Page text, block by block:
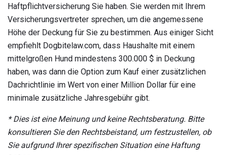
Haftpflichtversicherung Sie haben. Sie werden mit Ihrem
Versicherungsvertreter sprechen, um die angemessene
Höhe der Deckung für Sie zu bestimmen. Aus einiger Sicht
empfiehlt Dogbitelaw.com, dass Haushalte mit einem
mittelgroßen Hund mindestens 300.000 $ in Deckung
haben, was dann die Option zum Kauf einer zusätzlichen
Dachrichtlinie im Wert von einer Million Dollar für eine
minimale zusätzliche Jahresgebühr gibt.
* Dies ist eine Meinung und keine Rechtsberatung. Bitte
konsultieren Sie den Rechtsbeistand, um festzustellen, ob
Sie aufgrund Ihrer spezifischen Situation eine Haftung